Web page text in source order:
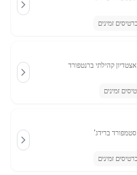
אצטדיון קהילתי ברנטפורד
סטמפורד ברידג'